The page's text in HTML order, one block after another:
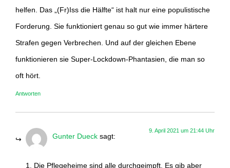
helfen. Das „(Fr)Iss die Hälfte“ ist halt nur eine populistische
Forderung. Sie funktioniert genau so gut wie immer härtere
Strafen gegen Verbrechen. Und auf der gleichen Ebene
funktionieren sie Super-Lockdown-Phantasien, die man so
oft hört.
Antworten
Gunter Dueck sagt:
9. April 2021 um 21:44 Uhr
1. Die Pflegeheime sind alle durchgeimpft. Es gib aber